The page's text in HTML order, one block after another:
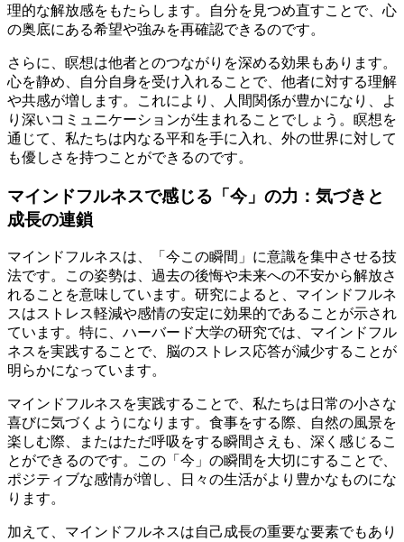
理的な解放感をもたらします。自分を見つめ直すことで、心
の奥底にある希望や強みを再確認できるのです。
さらに、瞑想は他者とのつながりを深める効果もあります。
心を静め、自分自身を受け入れることで、他者に対する理解
や共感が増します。これにより、人間関係が豊かになり、よ
り深いコミュニケーションが生まれることでしょう。瞑想を
通じて、私たちは内なる平和を手に入れ、外の世界に対して
も優しさを持つことができるのです。
マインドフルネスで感じる「今」の力：気づきと
成長の連鎖
マインドフルネスは、「今この瞬間」に意識を集中させる技
法です。この姿勢は、過去の後悔や未来への不安から解放さ
れることを意味しています。研究によると、マインドフルネ
スはストレス軽減や感情の安定に効果的であることが示され
ています。特に、ハーバード大学の研究では、マインドフル
ネスを実践することで、脳のストレス応答が減少することが
明らかになっています。
マインドフルネスを実践することで、私たちは日常の小さな
喜びに気づくようになります。食事をする際、自然の風景を
楽しむ際、またはただ呼吸をする瞬間さえも、深く感じるこ
とができるのです。この「今」の瞬間を大切にすることで、
ポジティブな感情が増し、日々の生活がより豊かなものにな
ります。
加えて、マインドフルネスは自己成長の重要な要素でもあり